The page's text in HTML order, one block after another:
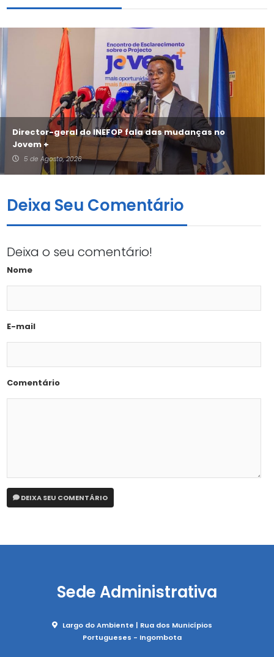
Director-geral do INEFOP fala das mudanças no
Jovem +
5 de Agosto, 2026
Deixa Seu Comentário
Deixa o seu comentário!
Nome
E-mail
Comentário
DEIXA SEU COMENTÁRIO
Sede Administrativa
Largo do Ambiente | Rua dos Municípios
Portugueses - Ingombota